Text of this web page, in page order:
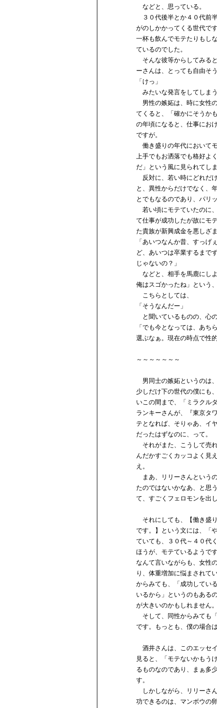
などと、思っている。
３０代後半とか４０代前
がのしかかってくる世代で
一杯も飲んでモテたりもし
ているのでした。
そんな彼等からしてみる
ーさんは、とっても自由そ
「けっ」
みたいな発言をしてしま
男性の嫉妬は、時に女性
てくると、「確かにそうか
の年頃になると、仕事にお
ですが。
働き盛りの年代において
上手でもお洒落でも格好よ
だ」という風に見られてし
反対に、若い時にどれだ
と、異性からだけでなく、
とでもなるのであり、パリ
若い頃にモテていたのに
て仕事が成功したが故にモ
た貴族が新興成金を悪しざ
「あいつなんか昔、すっ
ど、あいつは卒業するまで
じゃないの？」
などと、相手を馬鹿にし
俺はスゴかったね」という
こちらとしては、
「そうなんだー」
と聞いているものの、心
「でも今となっては、あ
選ぶなぁ。現在の時点で性
～～～～～～～
男同士の嫉妬というのは
少しだけ下の世代の僕にも
いこの間まで、「ミラクル
ランキーさんが、『東京タ
テとなれば、そりゃあ、イ
だったはずなのに、って。
それがまた、こうして売
んだかすごくカッコよく見
え。
まあ、リリーさんという
たのではないかなあ、と思
て、すごくフェロモンを出
それにしても、【働き盛
です。】という文には、「
ていても、３０代～４０代
ほうが、モテているようで
なんて言いながらも、女性
り、体重増加に悩まされて
からみても、「成功してい
いるから」というのもある
が大きいのかもしれません
そして、同性からみても
です。もっとも、僕の場合
酒井さんは、このエッセ
見ると、「モテないかもう
るものなのであり、まぁ多
す。
しかしながら、リリーさ
功できるのは、マンボウの